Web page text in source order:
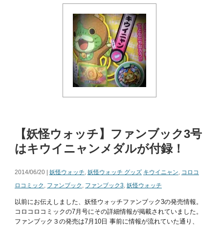
【妖怪ウォッチ】ファンブック3号
はキウイニャンメダルが付録！
2014/06/20 | 妖怪ウォッチ, 妖怪ウォッチ グッズ キウイニャン, コロコ
ロコミック , ファンブック , ファンブック3, 妖怪ウォッチ
以前にお伝えしました、妖怪ウォッチファンブック3の発売情報。
コロコロコミックの7月号にその詳細情報が掲載されていました。
ファンブック３の発売は7月10日 事前に情報が流れていた通り、